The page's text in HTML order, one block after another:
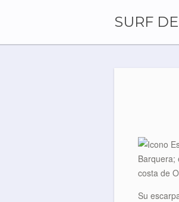
SURF
Barquera;
costa de
Su